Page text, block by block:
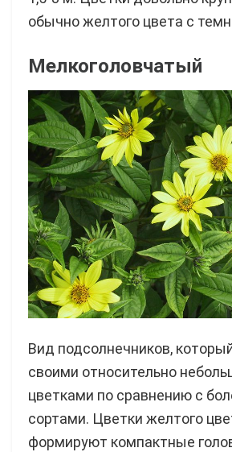
обычно желтого цвета с
Мелкоголовчатый
Вид подсолнечников,
своими относительно
цветками по сравнению с
сортами. Цветки желтого
формируют компактные